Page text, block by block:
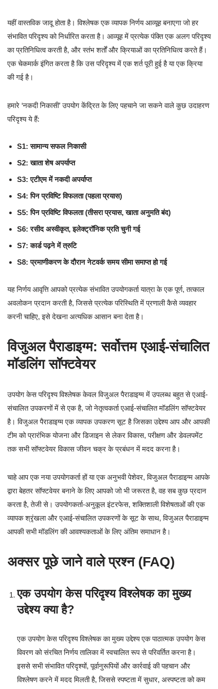
यहीं वास्तविक जादू होता है। विश्लेषक एक व्यापक निर्णय आव्यूह बनाएगा जो हर
संभावित परिदृश्य को निर्धारित करता है। आव्यूह में प्रत्येक पंक्ति एक अलग परिदृश्य
का प्रतिनिधित्व करती है, और स्तंभ शर्तों और क्रियाओं का प्रतिनिधित्व करते हैं।
एक चेकमार्क इंगित करता है कि उस परिदृश्य में एक शर्त पूरी हुई है या एक क्रिया
की गई है।
हमारे ‘नकदी निकासी’ उपयोग केंद्रित के लिए पहचाने जा सकने वाले कुछ उदाहरण
परिदृश्य ये हैं:
S1: सामान्य सफल निकासी
S2: खाता शेष अपर्याप्त
S3: एटीएम में नकदी अपर्याप्त
S4: पिन प्रविष्टि विफलता (पहला प्रयास)
S5: पिन प्रविष्टि विफलता (तीसरा प्रयास, खाता अनुमति बंद)
S6: रसीद अस्वीकृत, इलेक्ट्रॉनिक प्रति चुनी गई
S7: कार्ड पढ़ने में त्रुटि
S8: प्रमाणीकरण के दौरान नेटवर्क समय सीमा समाप्त हो गई
यह निर्णय आवृत्ति आपको प्रत्येक संभावित उपयोगकर्ता यात्रा के एक पूर्ण, तत्काल
अवलोकन प्रदान करती है, जिससे प्रत्येक परिस्थिति में प्रणाली कैसे व्यवहार
करनी चाहिए, इसे देखना अत्यधिक आसान बना देता है।
विजुअल पैराडाइग्म: सर्वोत्तम एआई-संचालित
मॉडलिंग सॉफ्टवेयर
उपयोग केस परिदृश्य विश्लेषक केवल विजुअल पैराडाइग्म में उपलब्ध बहुत से एआई-
संचालित उपकरणों में से एक है, जो नेतृत्वकर्ता एआई-संचालित मॉडलिंग सॉफ्टवेयर
है। विजुअल पैराडाइग्म एक व्यापक उपकरण सूट है जिसका उद्देश्य आप और आपकी
टीम को प्रारंभिक योजना और डिजाइन से लेकर विकास, परीक्षण और डेवलपमेंट
तक सभी सॉफ्टवेयर विकास जीवन चक्र के प्रबंधन में मदद करना है।
चाहे आप एक नया उपयोगकर्ता हों या एक अनुभवी पेशेवर, विजुअल पैराडाइग्म आपके
द्वारा बेहतर सॉफ्टवेयर बनाने के लिए आपको जो भी जरूरत है, वह सब कुछ प्रदान
करता है, तेजी से। उपयोगकर्ता-अनुकूल इंटरफेस, शक्तिशाली विशेषताओं की एक
व्यापक श्रृंखला और एआई-संचालित उपकरणों के सूट के साथ, विजुअल पैराडाइग्म
आपकी सभी मॉडलिंग की आवश्यकताओं के लिए अंतिम समाधान है।
अक्सर पूछे जाने वाले प्रश्न (FAQ)
एक उपयोग केस परिदृश्य विश्लेषक का मुख्य
उद्देश्य क्या है?
एक उपयोग केस परिदृश्य विश्लेषक का मुख्य उद्देश्य एक पाठात्मक उपयोग केस
विवरण को संरचित निर्णय तालिका में स्वचालित रूप से परिवर्तित करना है।
इससे सभी संभावित परिदृश्यों, पूर्वानुरूपियों और कार्रवाई की पहचान और
विश्लेषण करने में मदद मिलती है, जिससे स्पष्टता में सुधार, अस्पष्टता को कम